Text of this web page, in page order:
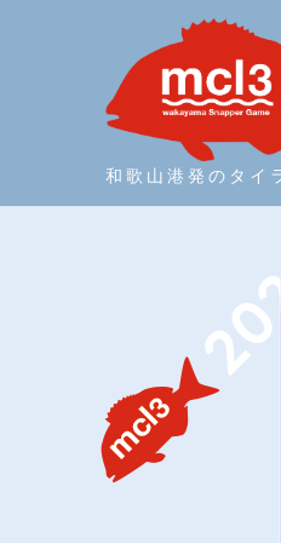
和歌山港発のタイ